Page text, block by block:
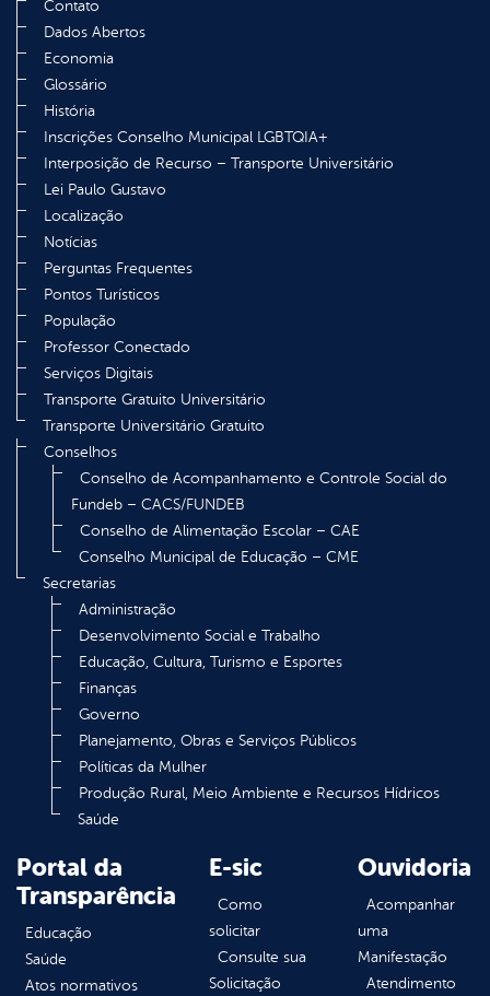
Contato
Dados Abertos
Economia
Glossário
História
Inscrições Conselho Municipal LGBTQIA+
Interposição de Recurso – Transporte Universitário
Lei Paulo Gustavo
Localização
Notícias
Perguntas Frequentes
Pontos Turísticos
População
Professor Conectado
Serviços Digitais
Transporte Gratuito Universitário
Transporte Universitário Gratuito
Conselhos
Conselho de Acompanhamento e Controle Social do
Fundeb – CACS/FUNDEB
Conselho de Alimentação Escolar – CAE
Conselho Municipal de Educação – CME
Secretarias
Administração
Desenvolvimento Social e Trabalho
Educação, Cultura, Turismo e Esportes
Finanças
Governo
Planejamento, Obras e Serviços Públicos
Políticas da Mulher
Produção Rural, Meio Ambiente e Recursos Hídricos
Saúde
Portal da
Transparência
Educação
Saúde
Atos normativos
E-sic
Como
solicitar
Consulte sua
Solicitação
Ouvidoria
Acompanhar
uma
Manifestação
Atendimento